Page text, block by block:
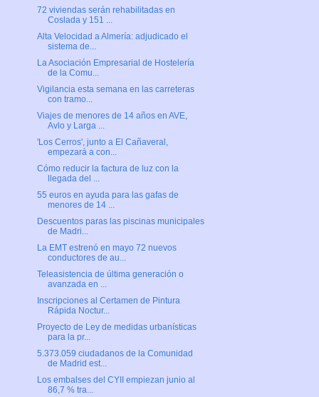
72 viviendas serán rehabilitadas en
Coslada y 151 ...
Alta Velocidad a Almería: adjudicado el
sistema de...
La Asociación Empresarial de Hostelería
de la Comu...
Vigilancia esta semana en las carreteras
con tramo...
Viajes de menores de 14 años en AVE,
Avlo y Larga ...
'Los Cerros', junto a El Cañaveral,
empezará a con...
Cómo reducir la factura de luz con la
llegada del ...
55 euros en ayuda para las gafas de
menores de 14 ...
Descuentos paras las piscinas municipales
de Madri...
La EMT estrenó en mayo 72 nuevos
conductores de au...
Teleasistencia de última generación o
avanzada en ...
Inscripciones al Certamen de Pintura
Rápida Noctur...
Proyecto de Ley de medidas urbanísticas
para la pr...
5.373.059 ciudadanos de la Comunidad
de Madrid est...
Los embalses del CYII empiezan junio al
86,7 % tra...